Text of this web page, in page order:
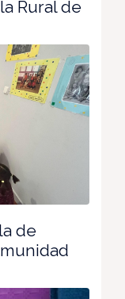
Rural de
de